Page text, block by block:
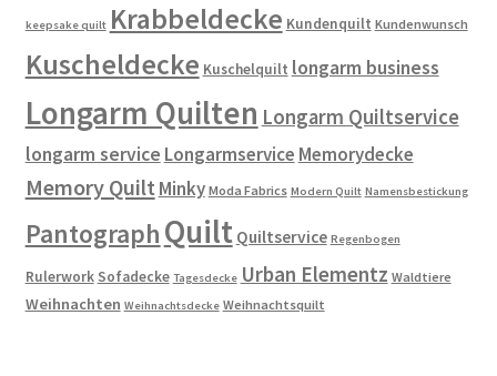
keepsake quilt Krabbeldecke Kundenquilt Kundenwunsch
Kuscheldecke Kuschelquilt longarm business
Longarm Quilten Longarm Quiltservice
longarm service Longarmservice Memorydecke
Memory Quilt Minky Moda Fabrics Modern Quilt Namensbestickung
Pantograph Quilt Quiltservice Regenbogen
Rulerwork Sofadecke Tagesdecke Urban Elementz Waldtiere
Weihnachten Weihnachtsdecke Weihnachtsquilt